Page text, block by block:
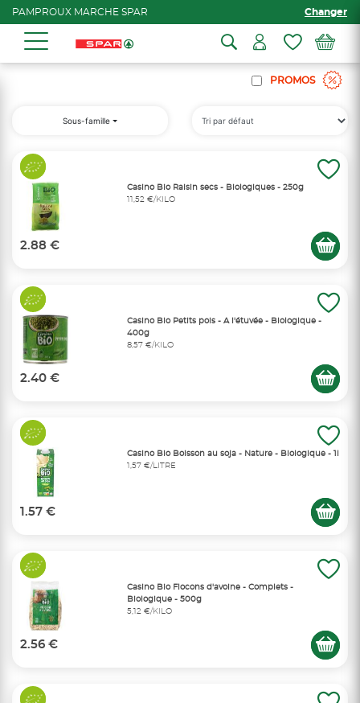
PAMPROUX MARCHE SPAR Changer
PROMOS
Sous-famille
Casino Bio Raisin secs - Biologiques - 250g
11,52 €/KILO
2.88 €
Casino Bio Petits pois - A l'étuvée - Biologique -
400g
8,57 €/KILO
2.40 €
Casino Bio Boisson au soja - Nature - Biologique - 1l
1,57 €/LITRE
1.57 €
Casino Bio Flocons d'avoine - Complets -
Biologique - 500g
5,12 €/KILO
2.56 €